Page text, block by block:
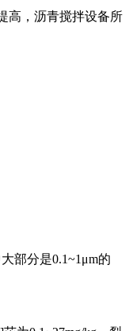
高，沥青搅拌设备所
部分是0.1~1μm的